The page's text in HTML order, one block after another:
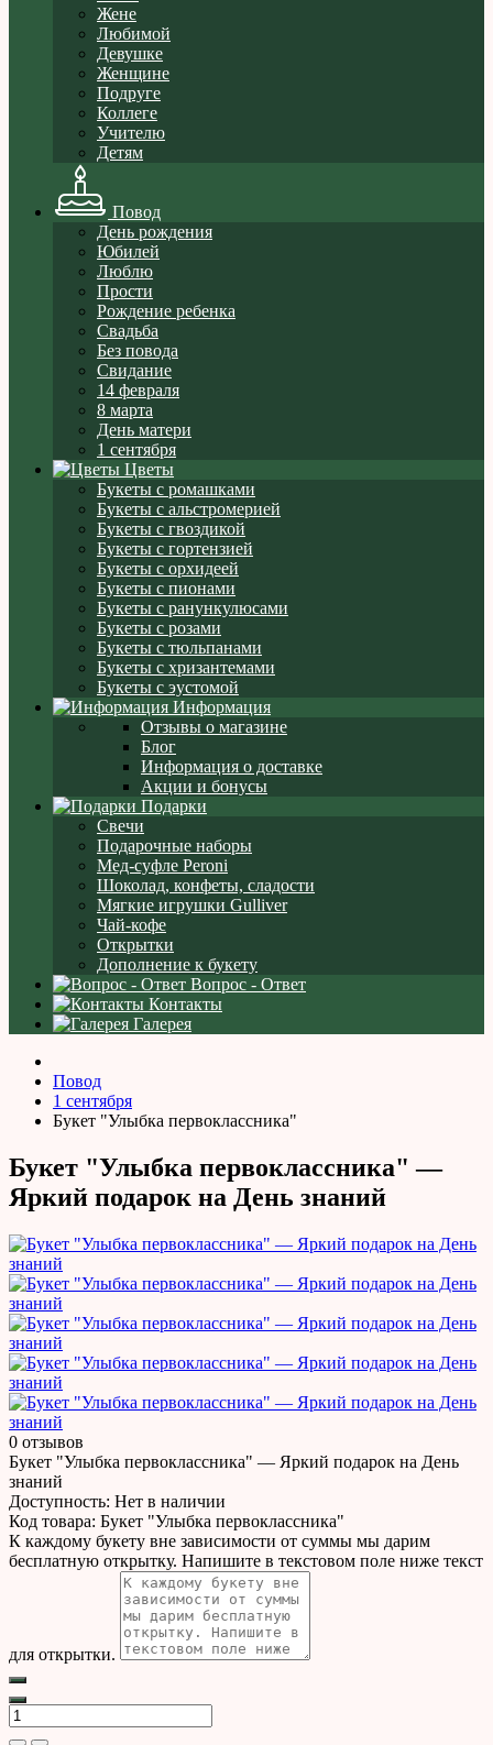
Жене
Любимой
Девушке
Женщине
Подруге
Коллеге
Учителю
Детям
Повод
День рождения
Юбилей
Люблю
Прости
Рождение ребенка
Свадьба
Без повода
Свидание
14 февраля
8 марта
День матери
1 сентября
Цветы
Букеты с ромашками
Букеты с альстромерией
Букеты с гвоздикой
Букеты с гортензией
Букеты с орхидеей
Букеты с пионами
Букеты с ранункулюсами
Букеты с розами
Букеты с тюльпанами
Букеты с хризантемами
Букеты с эустомой
Информация
Отзывы о магазине
Блог
Информация о доставке
Акции и бонусы
Подарки
Свечи
Подарочные наборы
Мед-суфле Peroni
Шоколад, конфеты, сладости
Мягкие игрушки Gulliver
Чай-кофе
Открытки
Дополнение к букету
Вопрос - Ответ
Контакты
Галерея
Повод
1 сентября
Букет "Улыбка первоклассника"
Букет "Улыбка первоклассника" —
Яркий подарок на День знаний
0 отзывов
Букет "Улыбка первоклассника" — Яркий подарок на День
знаний
Доступность: Нет в наличии
Код товара: Букет "Улыбка первоклассника"
К каждому букету вне зависимости от суммы мы дарим
бесплатную открытку. Напишите в текстовом поле ниже текст
для открытки.